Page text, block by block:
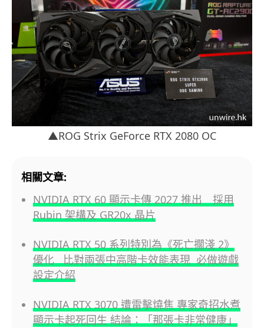
▲ROG Strix GeForce RTX 2080 OC
相關文章:
NVIDIA RTX 60 顯示卡傳 2027 推出 採用
Rubin 架構及 GR20x 晶片
NVIDIA RTX 50 系列特別為《死亡擱淺 2》
優化 比對兩張中高階卡效能表現 必做遊戲
設定介紹
NVIDIA RTX 3070 遭雷擊燒焦 專家奇招水煮
顯示卡起死回生 結論：「那張卡非常健康」